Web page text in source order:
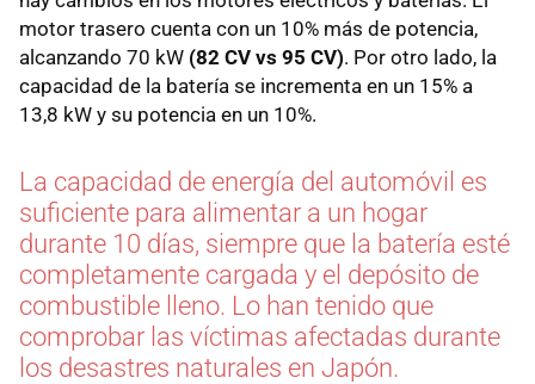
motor trasero cuenta con un 10% más de potencia,
alcanzando 70 kW (82 CV vs 95 CV). Por otro lado, la
capacidad de la batería se incrementa en un 15% a
13,8 kW y su potencia en un 10%.
La capacidad de energía del automóvil es
suficiente para alimentar a un hogar
durante 10 días, siempre que la batería esté
completamente cargada y el depósito de
combustible lleno. Lo han tenido que
comprobar las víctimas afectadas durante
los desastres naturales en Japón.